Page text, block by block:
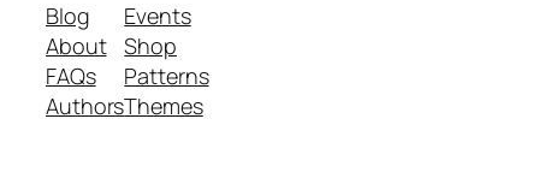
Blog
About
FAQs
Authors
Events
Shop
Patterns
Themes